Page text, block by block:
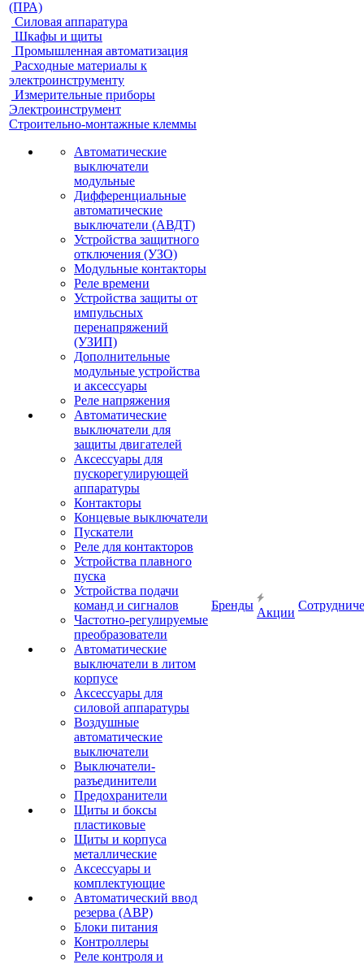
(ПРА)
Силовая аппаратура
Шкафы и щиты
Промышленная автоматизация
Расходные материалы к
электроинструменту
Измерительные приборы
Электроинструмент
Строительно-монтажные клеммы
Автоматические
выключатели
модульные
Дифференциальные
автоматические
выключатели (АВДТ)
Устройства защитного
отключения (УЗО)
Модульные контакторы
Реле времени
Устройства защиты от
импульсных
перенапряжений
(УЗИП)
Дополнительные
модульные устройства
и аксессуары
Реле напряжения
Автоматические
выключатели для
защиты двигателей
Аксессуары для
пускорегулирующей
аппаратуры
Контакторы
Концевые выключатели
Пускатели
Реле для контакторов
Устройства плавного
пуска
Устройства подачи
команд и сигналов
Частотно-регулируемые
преобразователи
Автоматические
выключатели в литом
корпусе
Аксессуары для
силовой аппаратуры
Воздушные
автоматические
выключатели
Выключатели-
разъединители
Предохранители
Щиты и боксы
пластиковые
Щиты и корпуса
металлические
Аксессуары и
комплектующие
Автоматический ввод
резерва (АВР)
Блоки питания
Контроллеры
Реле контроля и
Бренды
Акции